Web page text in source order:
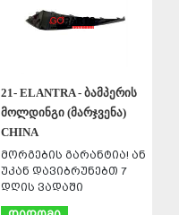
21- ELANTRA - ბამპერის
მოლდინგი (მარჯვენა)
CHINA
მორგების გარანტია! ან
უკან დავიბრუნებთ 7
დღის ვადაში